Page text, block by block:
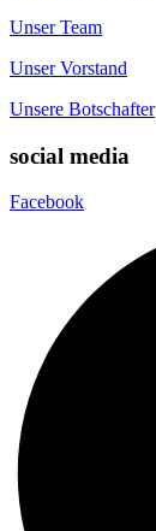
Unser Team
Unser Vorstand
Unsere Botschafter
social media
Facebook